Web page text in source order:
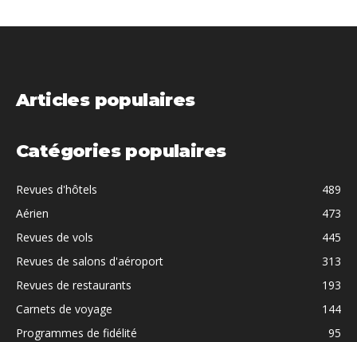
Articles populaires
Catégories populaires
Revues d'hôtels
489
Aérien
473
Revues de vols
445
Revues de salons d'aéroport
313
Revues de restaurants
193
Carnets de voyage
144
Programmes de fidélité
95